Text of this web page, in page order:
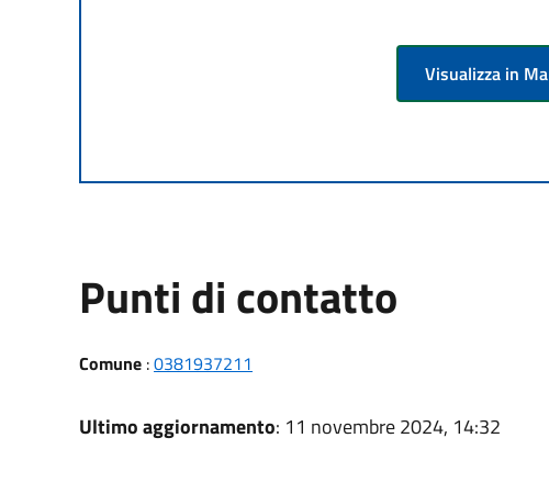
Visualizza in
Punti di contatto
Comune:0381937211
Ultimo aggiornamento: 11 novembre 2024, 14:32